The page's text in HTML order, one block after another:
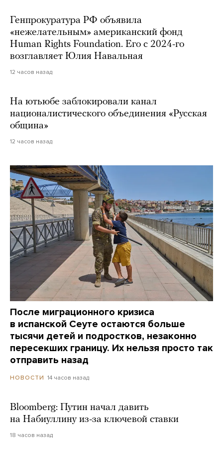
Генпрокуратура РФ объявила
«нежелательным» американский фонд
Human Rights Foundation. Его с 2024-го
возглавляет Юлия Навальная
12 часов назад
На ютьюбе заблокировали канал
националистического объединения «Русская
община»
12 часов назад
После миграционного кризиса
в испанской Сеуте остаются больше
тысячи детей и подростков, незаконно
пересекших границу. Их нельзя просто так
отправить назад
НОВОСТИ 14 часов назад
Bloomberg: Путин начал давить
на Набиуллину из-за ключевой ставки
18 часов назад